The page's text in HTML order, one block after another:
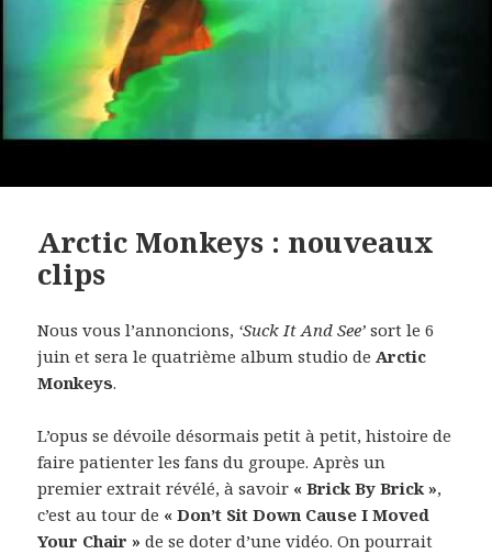
Arctic Monkeys : nouveaux
clips
Nous vous l’annoncions, ‘Suck It And See’ sort le 6
juin et sera le quatrième album studio de Arctic
Monkeys.
L’opus se dévoile désormais petit à petit, histoire de
faire patienter les fans du groupe. Après un
premier extrait révélé, à savoir « Brick By Brick »,
c’est au tour de « Don’t Sit Down Cause I Moved
Your Chair » de se doter d’une vidéo. On pourrait